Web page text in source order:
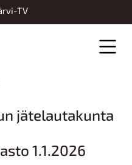
TV
jätelautakunta
1.1.2026